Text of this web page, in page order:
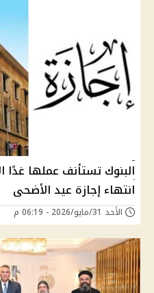
انتهاء إجازة عيد الأضحى
الأحد 31/مايو/2026 - 06:19 م